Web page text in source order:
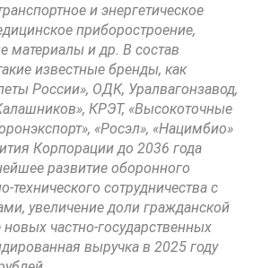
и энергетическое
приборостроение,
материалы и др. В состав
известные бренды, как
России», ОДК, Уралвагонзавод,
КРЭТ, «Высокоточные
«Росэл», «Нацимбио»
Корпорации до 2036 года
развитие оборонного
технического сотрудничества с
увеличение доли гражданской
частно-государственных
выручка в 2025 году